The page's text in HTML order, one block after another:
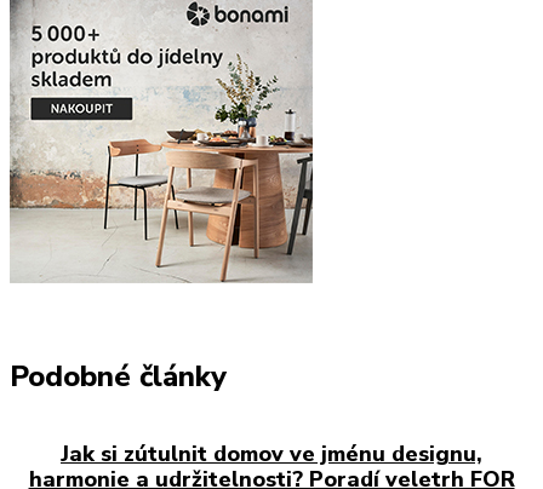
Podobné články
Jak si zútulnit domov ve jménu designu,
harmonie a udržitelnosti? Poradí veletrh FOR